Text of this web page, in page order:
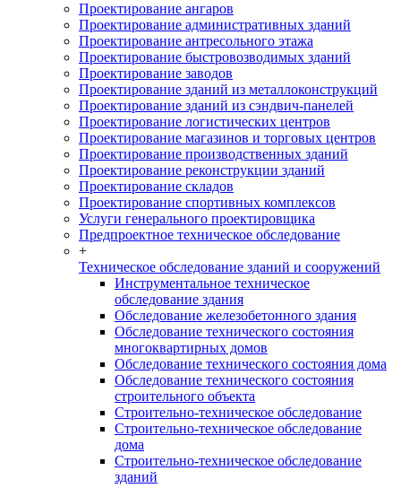
Проектирование ангаров
Проектирование административных зданий
Проектирование антресольного этажа
Проектирование быстровозводимых зданий
Проектирование заводов
Проектирование зданий из металлоконструкций
Проектирование зданий из сэндвич-панелей
Проектирование логистических центров
Проектирование магазинов и торговых центров
Проектирование производственных зданий
Проектирование реконструкции зданий
Проектирование складов
Проектирование спортивных комплексов
Услуги генерального проектировщика
Предпроектное техническое обследование
+
Техническое обследование зданий и сооружений
Инструментальное техническое
обследование здания
Обследование железобетонного здания
Обследование технического состояния
многоквартирных домов
Обследование технического состояния дома
Обследование технического состояния
строительного объекта
Строительно-техническое обследование
Строительно-техническое обследование
дома
Строительно-техническое обследование
зданий